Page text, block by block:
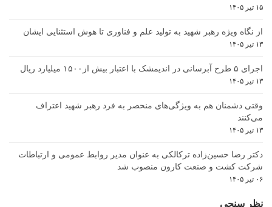
۱۵ تیر ۱۴۰۵
از نگاه ویژه رهبر شهید به تولید علم و فناوری تا هوش استثنایی ایشان
۱۳ تیر ۱۴۰۵
اجرای ۵ طرح آبرسانی در اندیمشک با اعتبار بیش از۱۵۰۰ میلیارد ریال
۱۳ تیر ۱۴۰۵
وقتی دشمنان هم به ویژگی‌های منحصر به فرد رهبر شهید اعتراف
می‌کنند
۱۳ تیر ۱۴۰۵
دکتر رضا حسین‌زاده ترکالکی به عنوان مدیر روابط عمومی و ارتباطات
شرکت کشت و صنعت کارون منصوب شد
۰۶ تیر ۱۴۰۵
نظر سنجی